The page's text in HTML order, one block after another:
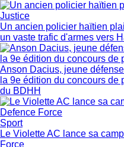
Justice
Un ancien policier haïtien
un vaste trafic d'armes vers
Anson Dacius, jeune
la 9e édition du concours
du BDHH
Sport
Le Violette AC lance sa
Force